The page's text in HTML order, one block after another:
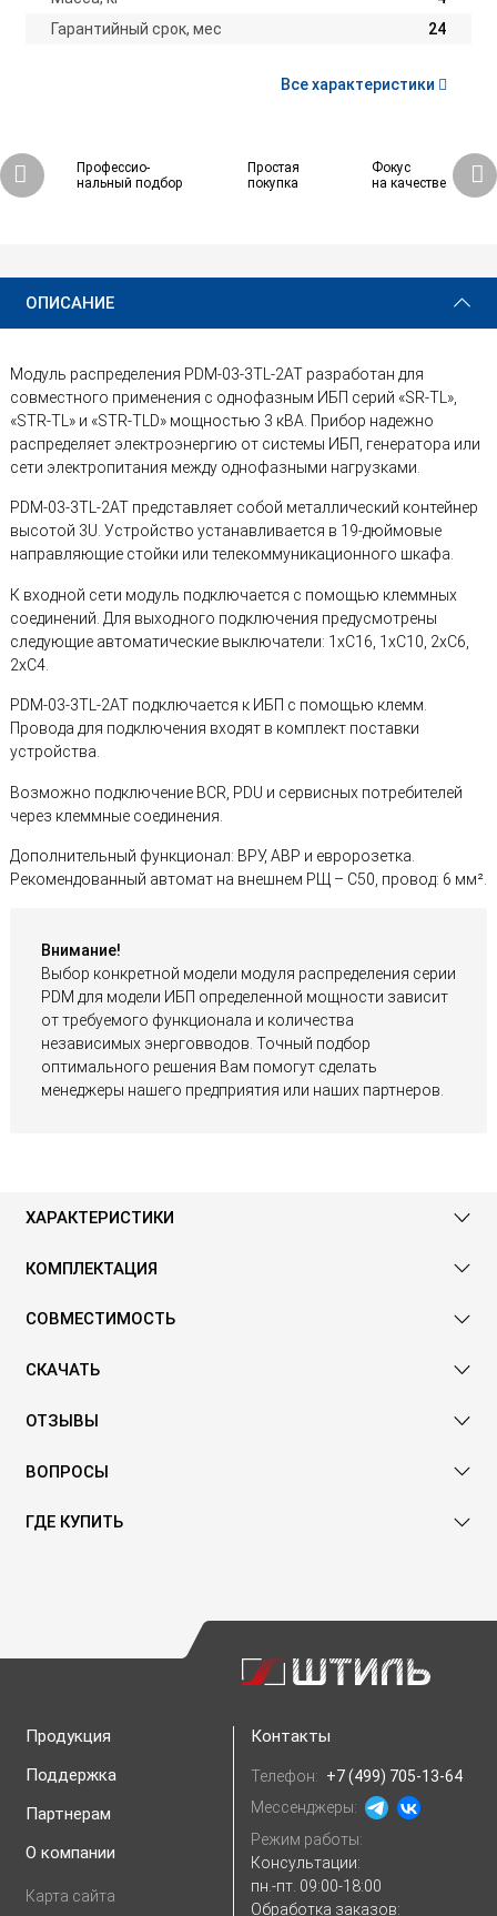
Гарантийный срок, мес
24
Все характеристики
Профессио-
нальный подбор
Простая
покупка
Фокус
на качестве
46 670 ₽ Купить
ОПИСАНИЕ
Модуль распределения PDM-03-3TL-2AT разработан для
совместного применения с однофазным ИБП серий «SR-TL»,
«STR-TL» и «STR-TLD» мощностью 3 кВА. Прибор надежно
распределяет электроэнергию от системы ИБП, генератора или
сети электропитания между однофазными нагрузками.
PDM-03-3TL-2AT представляет собой металлический контейнер
высотой 3U. Устройство устанавливается в 19-дюймовые
направляющие стойки или телекоммуникационного шкафа.
К входной сети модуль подключается с помощью клеммных
соединений. Для выходного подключения предусмотрены
следующие автоматические выключатели: 1хС16, 1хС10, 2хС6,
2хС4.
PDM-03-3TL-2AT подключается к ИБП с помощью клемм.
Провода для подключения входят в комплект поставки
устройства.
Возможно подключение BCR, PDU и сервисных потребителей
через клеммные соединения.
Дополнительный функционал: ВРУ, АВР и евророзетка.
Рекомендованный автомат на внешнем РЩ – С50, провод: 6 мм².
Внимание!
Выбор конкретной модели модуля распределения серии
PDM для модели ИБП определенной мощности зависит
от требуемого функционала и количества
независимых энерговводов. Точный подбор
оптимального решения Вам помогут сделать
менеджеры нашего предприятия или наших партнеров.
ХАРАКТЕРИСТИКИ
КОМПЛЕКТАЦИЯ
СОВМЕСТИМОСТЬ
СКАЧАТЬ
ОТЗЫВЫ
ВОПРОСЫ
ГДЕ КУПИТЬ
Продукция
Поддержка
Партнерам
О компании
Карта сайта
Контакты
Телефон: +7 (499) 705-13-64
Мессенджеры:
Режим работы:
Консультации:
пн.-пт. 09:00-18:00
Обработка заказов: